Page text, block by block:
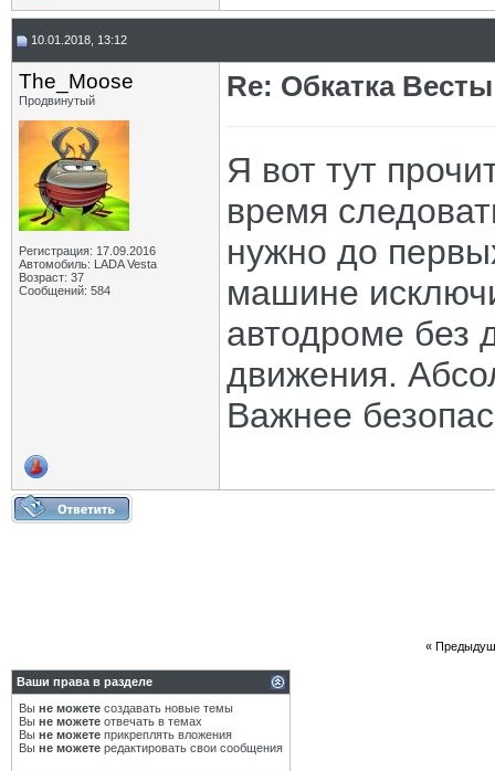
10.01.2018, 13:12
The_Moose
Продвинутый
Регистрация: 17.09.2016
Автомобиль: LADA Vesta
Возраст: 37
Сообщений: 584
Re: Обкатка Весты
Я вот тут
время
нужно до
машине
автодроме без
движения.
Важнее
«
Ваши права в разделе
Вы не можете создавать новые темы
Вы не можете отвечать в темах
Вы не можете прикреплять вложения
Вы не можете редактировать свои сообщения